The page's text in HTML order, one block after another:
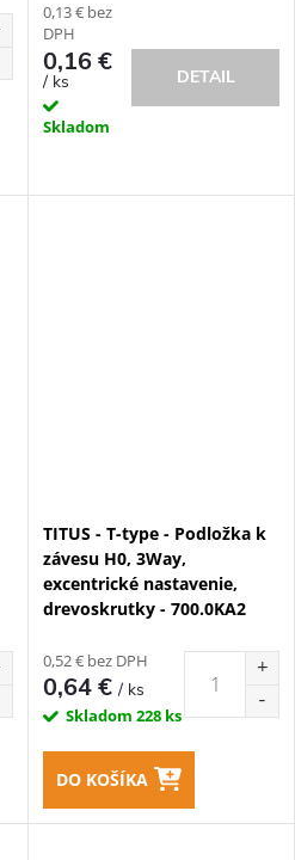
0,13 € bez
DPH
0,16 €
/ ks
Skladom
DETAIL
TITUS - T-type - Podložka k
závesu H0, 3Way,
excentrické nastavenie,
drevoskrutky - 700.0KA2
0,52 € bez DPH
0,64 €/ ks
Skladom 228 ks
DO KOŠÍKA